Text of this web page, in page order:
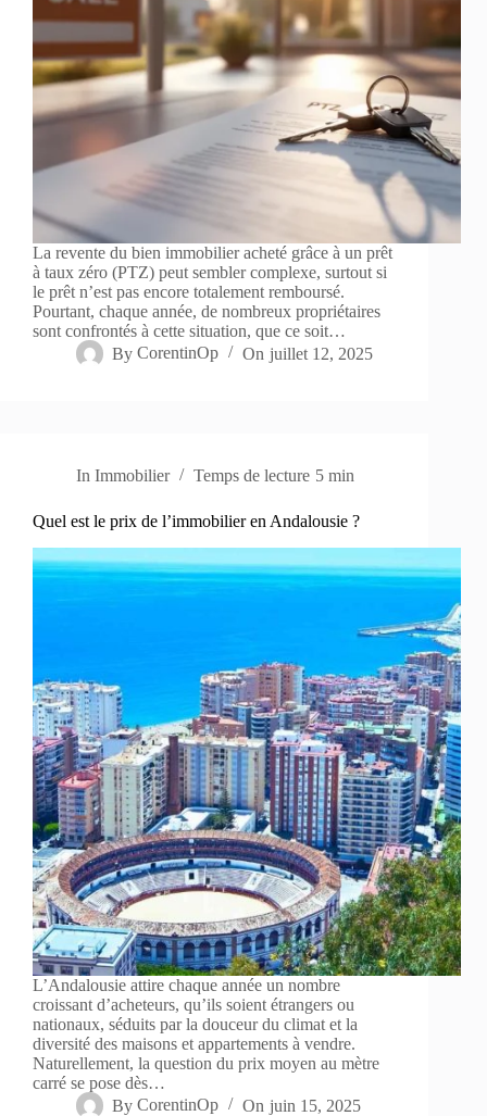
La revente du bien immobilier acheté grâce à un prêt
à taux zéro (PTZ) peut sembler complexe, surtout si
le prêt n’est pas encore totalement remboursé.
Pourtant, chaque année, de nombreux propriétaires
sont confrontés à cette situation, que ce soit…
By CorentinOp On juillet 12, 2025
In Immobilier Temps de lecture 5 min
Quel est le prix de l’immobilier en Andalousie ?
L’Andalousie attire chaque année un nombre
croissant d’acheteurs, qu’ils soient étrangers ou
nationaux, séduits par la douceur du climat et la
diversité des maisons et appartements à vendre.
Naturellement, la question du prix moyen au mètre
carré se pose dès…
By CorentinOp On juin 15, 2025